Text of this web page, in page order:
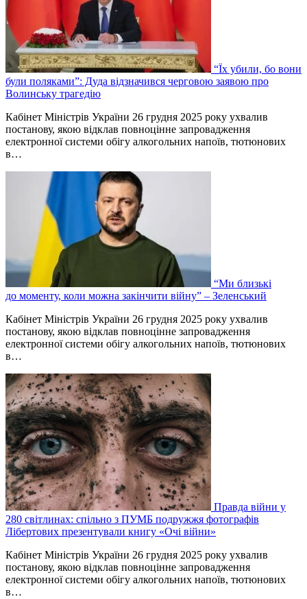
“Їх убили, бо вони
були поляками”: Дуда відзначився черговою заявою про
Волинську трагедію
Кабінет Міністрів України 26 грудня 2025 року ухвалив
постанову, якою відклав повноцінне запровадження
електронної системи обігу алкогольних напоїв, тютюнових
в…
“Ми близькі
до моменту, коли можна закінчити війну” – Зеленський
Кабінет Міністрів України 26 грудня 2025 року ухвалив
постанову, якою відклав повноцінне запровадження
електронної системи обігу алкогольних напоїв, тютюнових
в…
Правда війни у
280 світлинах: спільно з ПУМБ подружжя фотографів
Лібертових презентували книгу «Очі війни»
Кабінет Міністрів України 26 грудня 2025 року ухвалив
постанову, якою відклав повноцінне запровадження
електронної системи обігу алкогольних напоїв, тютюнових
в…